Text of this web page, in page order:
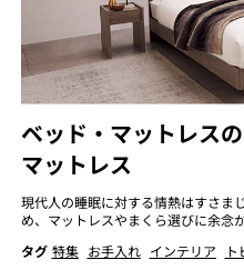
ベッド・マットレス
マットレス
現代人の睡眠に対する情熱はすさま
め、マットレスやまくら選びに余念
タグ 特集 お手入れ インテリア